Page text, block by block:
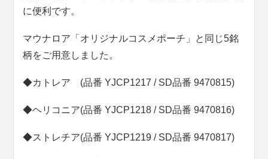
に便利です。
マウナロア「オリジナルコスメポーチ」と同じ5銘
柄をご用意しました。
◆カトレア (品番 YJCP1217 / SD品番 9470815)
◆ヘリコニア(品番 YJCP1218 / SD品番 9470816)
◆ストレチア(品番 YJCP1219 / SD品番 9470817)